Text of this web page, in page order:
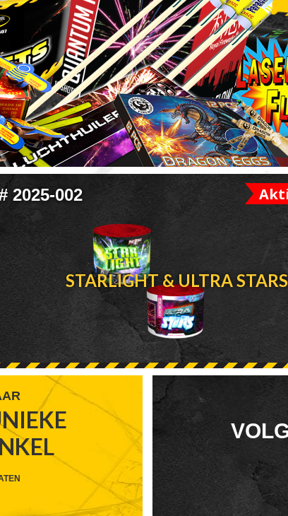
2025-002
STARLIGHT & ULTRA STARS
FOOTER
WIDGET
HEADER
SOCIAL